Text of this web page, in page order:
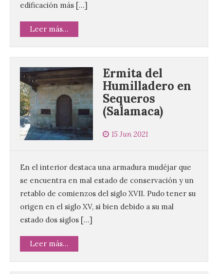
edificación más […]
Leer más...
Ermita del
Humilladero en
Sequeros
(Salamaca)
15 Jun 2021
En el interior destaca una armadura mudéjar que
se encuentra en mal estado de conservación y un
retablo de comienzos del siglo XVII. Pudo tener su
origen en el siglo XV, si bien debido a su mal
estado dos siglos […]
Leer más...